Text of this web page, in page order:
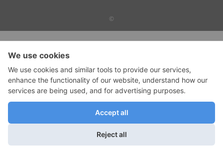
©